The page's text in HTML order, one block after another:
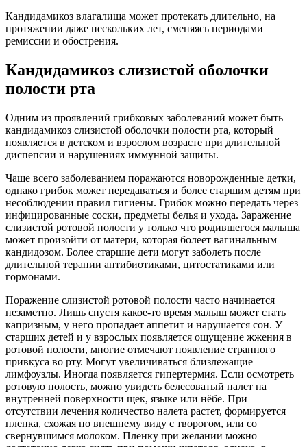
Кандидамикоз влагалища может протекать длительно, на
протяжении даже нескольких лет, сменяясь периодами
ремиссии и обострения.
Кандидамикоз слизистой оболочки
полости рта
Одним из проявлений грибковых заболеваний может быть
кандидамикоз слизистой оболочки полости рта, который
появляется в детском и взрослом возрасте при длительной
диспепсии и нарушениях иммунной защиты.
Чаще всего заболеванием поражаются новорожденные детки,
однако грибок может передаваться и более старшим детям при
несоблюдении правил гигиены. Грибок можно передать через
инфицированные соски, предметы белья и ухода. Заражение
слизистой ротовой полости у только что родившегося малыша
может произойти от матери, которая болеет вагинальным
кандидозом. Более старшие дети могут заболеть после
длительной терапии антибиотиками, цитостатиками или
гормонами.
Поражение слизистой ротовой полости часто начинается
незаметно. Лишь спустя какое-то время малыш может стать
капризным, у него пропадает аппетит и нарушается сон. У
старших детей и у взрослых появляется ощущение жжения в
ротовой полости, многие отмечают появление странного
привкуса во рту. Могут увеличиваться близлежащие
лимфоузлы. Иногда появляется гипертермия. Если осмотреть
ротовую полость, можно увидеть белесоватый налет на
внутренней поверхности щек, языке или нёбе. При
отсутствии лечения количество налета растет, формируется
пленка, схожая по внешнему виду с творогом, или со
свернувшимся молоком. Пленку при желании можно